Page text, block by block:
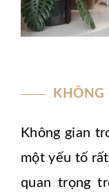
KHÔNG
Không gian
một yếu tố
quan trọng